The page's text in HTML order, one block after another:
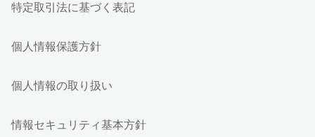
特定取引法に基づく表記
個人情報保護方針
個人情報の取り扱い
情報セキュリティ基本方針